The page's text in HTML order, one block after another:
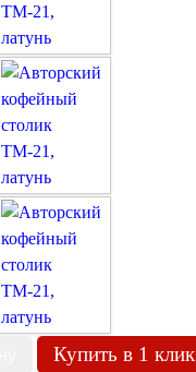
светильники
лампы
Купить в 1 клик